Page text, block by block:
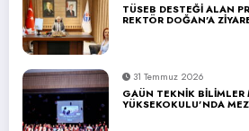
TÜSEB DESTEĞİ ALAN
REKTÖR DOĞAN’A
31 Temmuz 2026
GAÜN TEKNİK BİLİMLER
YÜKSEKOKULU’NDA